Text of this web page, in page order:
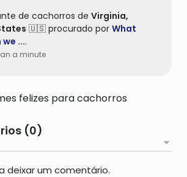
de cachorros deVirginia,
🇺🇸 procurado porWhat
....
a minute
(0)
deixar um comentário.